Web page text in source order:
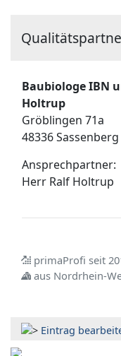
Baubiologe IBN
Holtrup
Gröblingen 71a
48336
Ansprechpartner:
Herr Ralf Holtrup
primaProfi seit
aus Nordrhein-
Eintrag